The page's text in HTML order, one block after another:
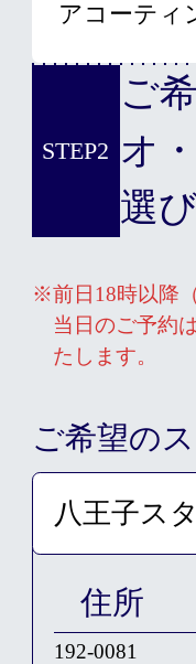
アコーティ
STEP2
ご
オ
選
※前日18時以降
当日のご予約
たします。
ご希望の
住所
192-0081